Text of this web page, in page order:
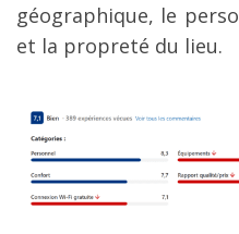
géographique, le
et la propreté du lieu.